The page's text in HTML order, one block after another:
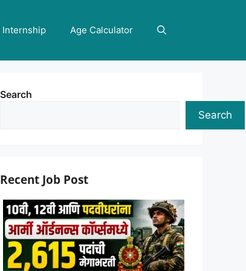
Internship Age Calculator
Search
Search
Recent Job Post